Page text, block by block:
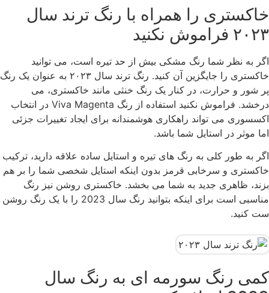
خاکستری را همراه با رنگ ترند سال
۲۰۲۳ فراموش نکنید
اگر به نظر شما رنگ مشکی بیش از حد تیره است، می توانید
خاکستری را جایگزین آن کنید. رنگ ترند سال ۲۰۲۳ به عنوان یک رنگ
پر شور و حرارت، در کنار یک رنگ خنثی مانند خاکستری، می
درخشد. فراموش نکنید استفاده از رنگ Viva Magenta در انتخاب
اکسسوری می تواند راهکاری هوشمندانه برای ایجاد تغییرات جزئی
اما موثر در استایل شما باشد.
اگر به طور کلی به رنگ های تیره و استایل ساده علاقه دارید، ترکیب
خاکستری و سرخابی قرمز بدون اینکه استایل شخصی شما را بر هم
بزند، ظاهری جدید به شما می بخشد. خاکستری روشن نیز رنگ
مناسبی است برای اینکه بتوانید رنگ سال 2023 را با یک رنگ روشن
ست کنید.
کمی رنگ سورمه ای به رنگ سال